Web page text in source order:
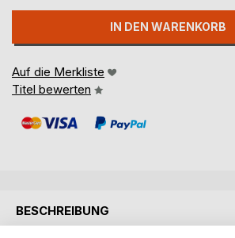
IN DEN WARENKORB
Auf die Merkliste
Titel bewerten
BESCHREIBUNG